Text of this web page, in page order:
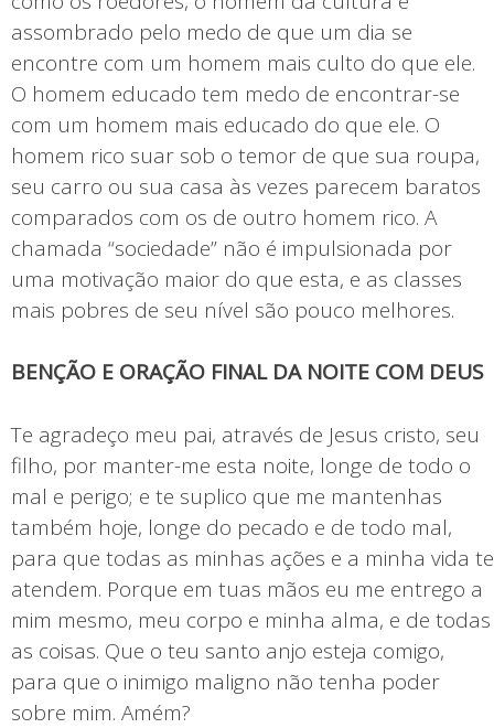
assombrado pelo medo de que um dia se
encontre com um homem mais culto do que ele.
O homem educado tem medo de encontrar-se
com um homem mais educado do que ele. O
homem rico suar sob o temor de que sua roupa,
seu carro ou sua casa às vezes parecem baratos
comparados com os de outro homem rico. A
chamada “sociedade” não é impulsionada por
uma motivação maior do que esta, e as classes
mais pobres de seu nível são pouco melhores.
BENÇÃO E ORAÇÃO FINAL DA NOITE COM DEUS
Te agradeço meu pai, através de Jesus cristo, seu
filho, por manter-me esta noite, longe de todo o
mal e perigo; e te suplico que me mantenhas
também hoje, longe do pecado e de todo mal,
para que todas as minhas ações e a minha vida te
atendem. Porque em tuas mãos eu me entrego a
mim mesmo, meu corpo e minha alma, e de todas
as coisas. Que o teu santo anjo esteja comigo,
para que o inimigo maligno não tenha poder
sobre mim. Amém?